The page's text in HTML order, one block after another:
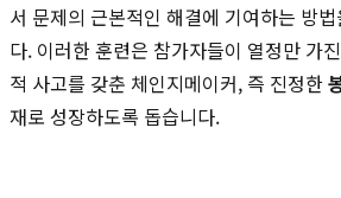
서 문제의 근본적인 해결에 기여하는 방
다. 이러한 훈련은 참가자들이 열정만 가
적 사고를 갖춘 체인지메이커, 즉 진정한
재로 성장하도록 돕습니다.